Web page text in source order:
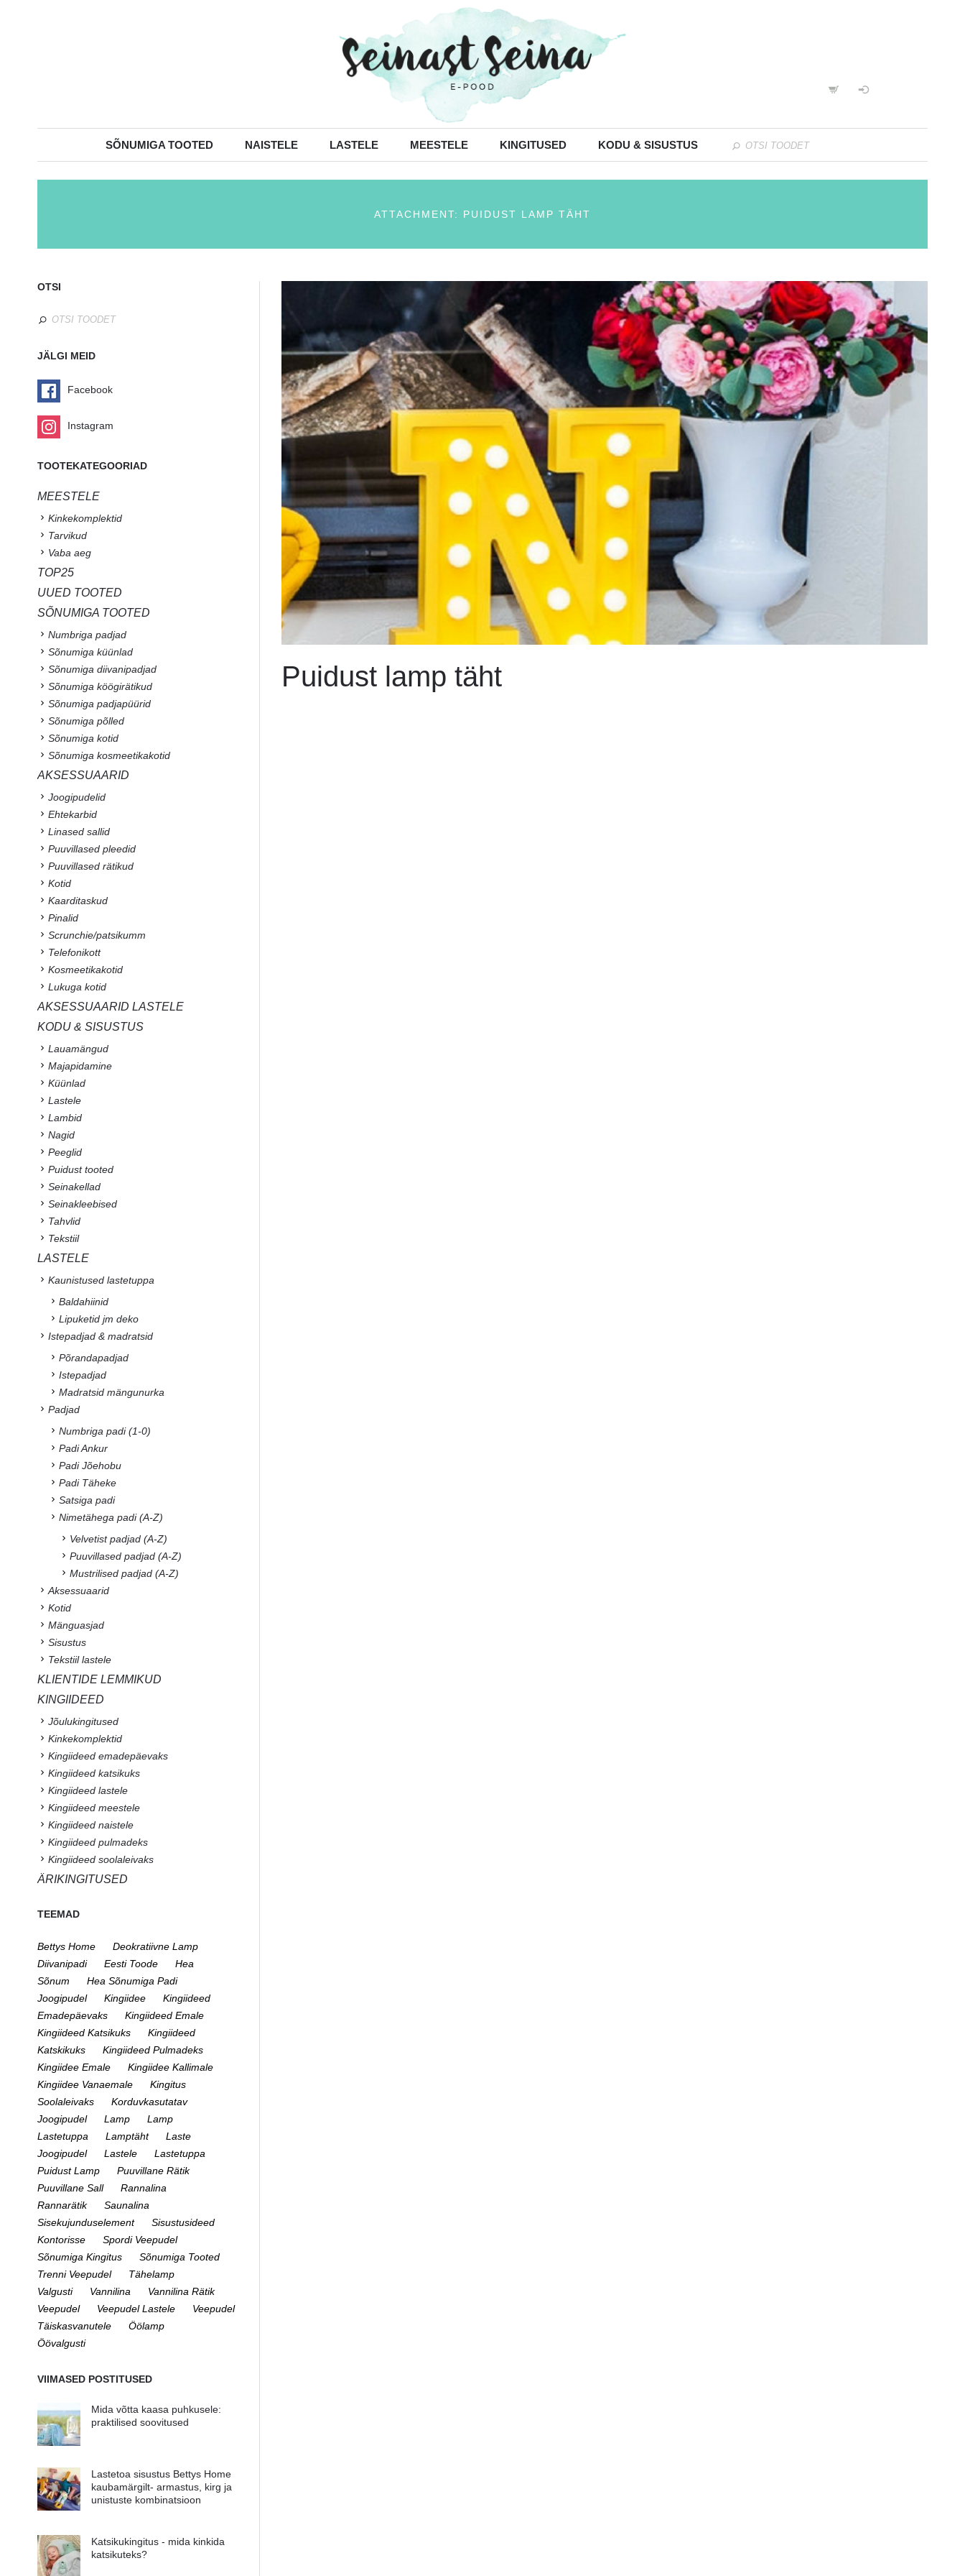
SÕNUMIGA TOOTED NAISTELE LASTELE MEESTELE KINGITUSED KODU & SISUSTUS
ATTACHMENT: PUIDUST LAMP TÄHT
Puidust lamp täht
OTSI
JÄLGI MEID
Facebook
Instagram
TOOTEKATEGOORIAD
MEESTELE
Kinkekomplektid
Tarvikud
Vaba aeg
TOP25
UUED TOOTED
SÕNUMIGA TOOTED
Numbriga padjad
Sõnumiga küünlad
Sõnumiga diivanipadjad
Sõnumiga köögirätikud
Sõnumiga padjapüürid
Sõnumiga põlled
Sõnumiga kotid
Sõnumiga kosmeetikakotid
AKSESSUAARID
Joogipudelid
Ehtekarbid
Linased sallid
Puuvillased pleedid
Puuvillased rätikud
Kotid
Kaarditaskud
Pinalid
Scrunchie/patsikumm
Telefonikott
Kosmeetikakotid
Lukuga kotid
AKSESSUAARID LASTELE
KODU & SISUSTUS
Lauamängud
Majapidamine
Küünlad
Lastele
Lambid
Nagid
Peeglid
Puidust tooted
Seinakellad
Seinakleebised
Tahvlid
Tekstiil
LASTELE
Kaunistused lastetuppa
Baldahiinid
Lipuketid jm deko
Istepadjad & madratsid
Põrandapadjad
Istepadjad
Madratsid mängunurka
Padjad
Numbriga padi (1-0)
Padi Ankur
Padi Jõehobu
Padi Täheke
Satsiga padi
Nimetähega padi (A-Z)
Velvetist padjad (A-Z)
Puuvillased padjad (A-Z)
Mustrilised padjad (A-Z)
Aksessuaarid
Kotid
Mänguasjad
Sisustus
Tekstiil lastele
KLIENTIDE LEMMIKUD
KINGIIDEED
Jõulukingitused
Kinkekomplektid
Kingiideed emadepäevaks
Kingiideed katsikuks
Kingiideed lastele
Kingiideed meestele
Kingiideed naistele
Kingiideed pulmadeks
Kingiideed soolaleivaks
ÄRIKINGITUSED
TEEMAD
Bettys Home
Deokratiivne Lamp
Diivanipadi
Eesti Toode
Hea
Sõnum
Hea Sõnumiga Padi
Joogipudel
Kingiidee
Kingiideed
Emadepäevaks
Kingiideed Emale
Kingiideed Katsikuks
Kingiideed
Katskikuks
Kingiideed Pulmadeks
Kingiidee Emale
Kingiidee Kallimale
Kingiidee Vanaemale
Kingitus
Soolaleivaks
Korduvkasutatav
Joogipudel
Lamp
Lamp
Lastetuppa
Lamptäht
Laste
Joogipudel
Lastele
Lastetuppa
Puidust Lamp
Puuvillane Rätik
Puuvillane Sall
Rannalina
Rannarätik
Saunalina
Sisekujunduselement
Sisustusideed
Kontorisse
Spordi Veepudel
Sõnumiga Kingitus
Sõnumiga Tooted
Trenni Veepudel
Tähelamp
Valgusti
Vannilina
Vannilina Rätik
Veepudel
Veepudel Lastele
Veepudel
Täiskasvanutele
Öölamp
Öövalgusti
VIIMASED POSTITUSED
Mida võtta kaasa puhkusele:
praktilised soovitused
Lastetoa sisustus Bettys Home
kaubamärgilt- armastus, kirg ja
unistuste kombinatsioon
Katsikukingitus - mida kinkida
katsikuteks?